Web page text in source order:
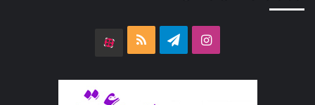
اینستاگرامتلگرام خوراک